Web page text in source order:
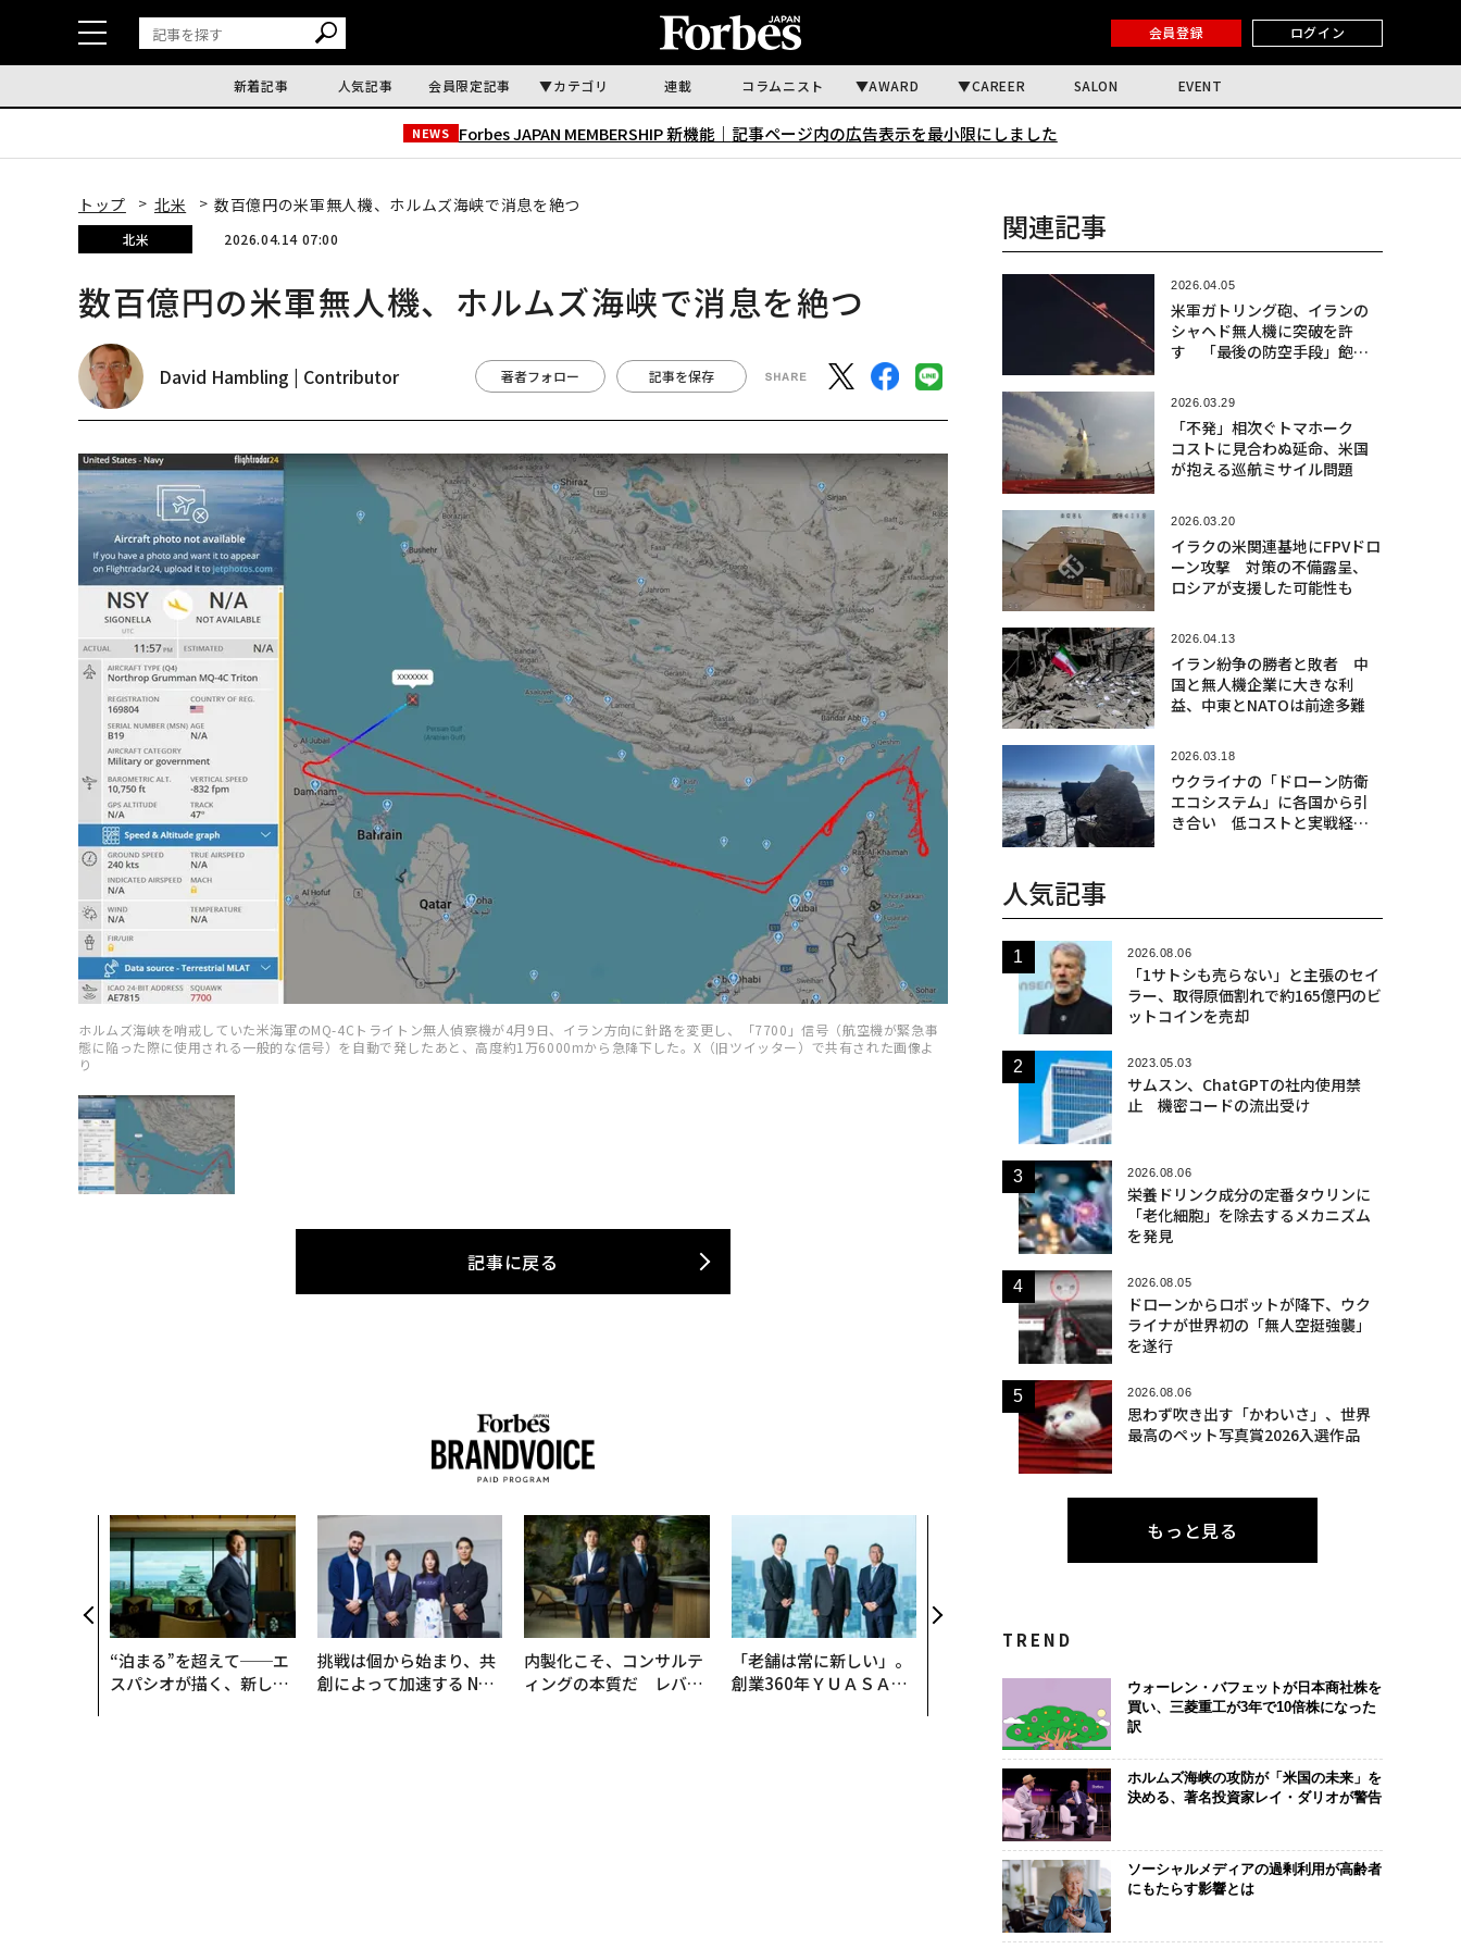
会員登録 ログイン
新着記事 人気記事 会員限定記事 カテゴリ 連載 コラムニスト AWARD CAREER SALON EVENT
NEWS Forbes JAPAN MEMBERSHIP 新機能｜ 記事ページ内の広告表示を最小限にしました
トップ 北米 数百億円の米軍無人機、ホルムズ海峡で消息を絶つ
北米 2026.04.14 07:00
数百億円の米軍無人機、ホルムズ海峡で消息を絶つ
David Hambling | Contributor 著者フォロー 記事を保存
ホルムズ海峡を哨戒していた米海軍のMQ-4Cトライトン無人偵察機が4月9日、イラン方向に針路を変更し、「7700」信号（航空機が緊急事
態に陥った際に使用される一般的な信号）を自動で発したあと、高度約1万6000mから急降下した。X（旧ツイッター）で共有された画像よ
り
記事に戻る
“泊まる”を超えて──エ
スパシオが描く、新しい
挑戦は個から始まり、共
創によって加速する NOR
内製化こそ、コンサルテ
ィングの本質だ レバレ
「老舗は常に新しい」。
創業360年ＹＵＡＳＡと
ナ併設オフィス「Mobiu
タマディックが健康経営
を徹底する理由
パシフィックコンサルタ
ンツ技師長の"北極星"。
関連記事
2026.04.05
米軍ガトリング砲、イランの
シャヘド無人機に突破を許
す 「最後の防空手段」飽和
2026.03.29
「不発」相次ぐトマホーク
コストに見合わぬ延命、米国
が抱える巡航ミサイル問題
2026.03.20
イラクの米関連基地にFPVドロ
ーン攻撃 対策の不備露呈、
ロシアが支援した可能性も
2026.04.13
イラン紛争の勝者と敗者 中
国と無人機企業に大きな利
益、中東とNATOは前途多難
2026.03.18
ウクライナの「ドローン防衛
エコシステム」に各国から引
き合い 低コストと実戦経験
人気記事
2026.08.06
「1サトシも売らない」と主張のセイ
ラー、取得原価割れで約165億円のビ
ットコインを売却
2023.05.03
サムスン、ChatGPTの社内使用禁
止 機密コードの流出受け
2026.08.06
栄養ドリンク成分の定番タウリンに
「老化細胞」を除去するメカニズム
を発見
2026.08.05
ドローンからロボットが降下、ウク
ライナが世界初の「無人空挺強襲」
を遂行
2026.08.06
思わず吹き出す「かわいさ」、世界
最高のペット写真賞2026入選作品
もっと見る
TREND
ウォーレン・バフェットが日本商社株を
買い、三菱重工が3年で10倍株になった
訳
ホルムズ海峡の攻防が「米国の未来」を
決める、著名投資家レイ・ダリオが警告
ソーシャルメディアの過剰利用が高齢者
にもたらす影響とは